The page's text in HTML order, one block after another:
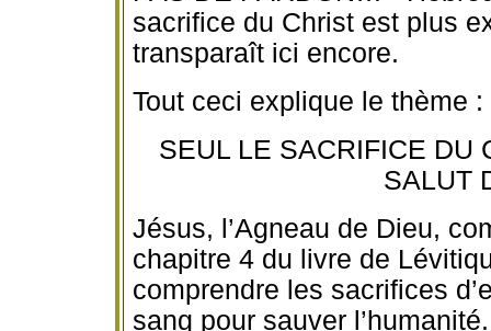
sacrifice du Christ est plus
transparaît ici encore.
Tout ceci explique le thème :
SEUL LE SACRIFICE DU
SALUT
Jésus, l’Agneau de Dieu,
chapitre 4 du livre de
comprendre les sacrifices
sang pour sauver l’humanité.